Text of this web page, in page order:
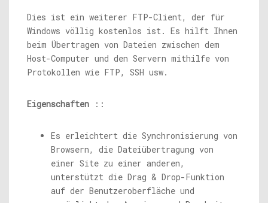
Dies ist ein weiterer FTP-Client, der für
Windows völlig kostenlos ist. Es hilft Ihnen
beim Übertragen von Dateien zwischen dem
Host-Computer und den Servern mithilfe von
Protokollen wie FTP, SSH usw.
Eigenschaften ::
Es erleichtert die Synchronisierung von
Browsern, die Dateiübertragung von
einer Site zu einer anderen,
unterstützt die Drag & Drop-Funktion
auf der Benutzeroberfläche und